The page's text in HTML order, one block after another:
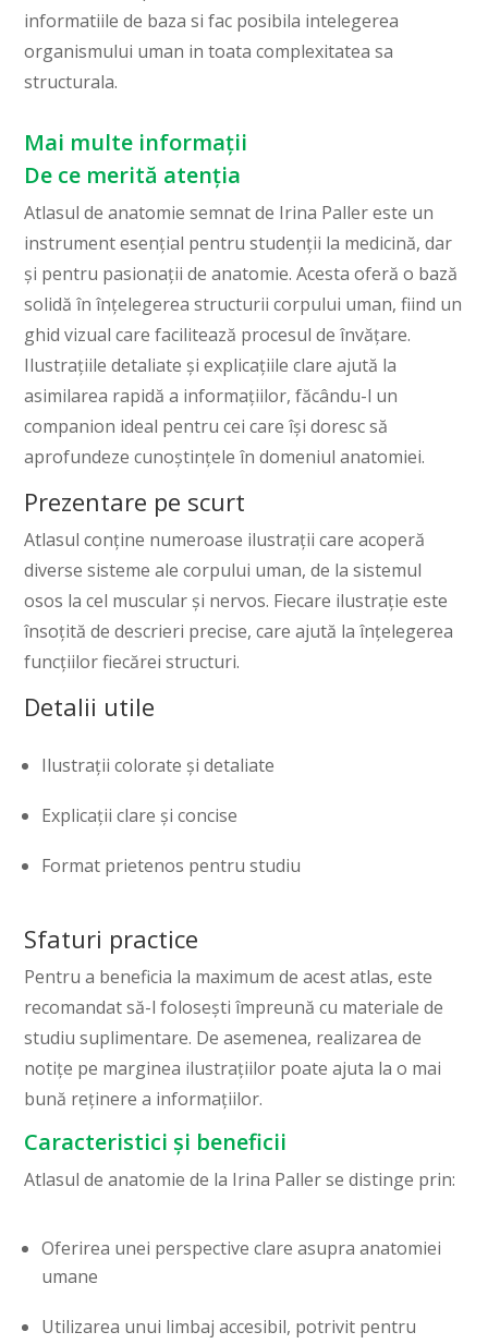
informatiile de baza si fac posibila intelegerea
organismului uman in toata complexitatea sa
structurala.
Mai multe informații
De ce merită atenția
Atlasul de anatomie semnat de Irina Paller este un
instrument esențial pentru studenții la medicină, dar
și pentru pasionații de anatomie. Acesta oferă o bază
solidă în înțelegerea structurii corpului uman, fiind un
ghid vizual care facilitează procesul de învățare.
Ilustrațiile detaliate și explicațiile clare ajută la
asimilarea rapidă a informațiilor, făcându-l un
companion ideal pentru cei care își doresc să
aprofundeze cunoștințele în domeniul anatomiei.
Prezentare pe scurt
Atlasul conține numeroase ilustrații care acoperă
diverse sisteme ale corpului uman, de la sistemul
osos la cel muscular și nervos. Fiecare ilustrație este
însoțită de descrieri precise, care ajută la înțelegerea
funcțiilor fiecărei structuri.
Detalii utile
Ilustrații colorate și detaliate
Explicații clare și concise
Format prietenos pentru studiu
Sfaturi practice
Pentru a beneficia la maximum de acest atlas, este
recomandat să-l folosești împreună cu materiale de
studiu suplimentare. De asemenea, realizarea de
notițe pe marginea ilustrațiilor poate ajuta la o mai
bună reținere a informațiilor.
Caracteristici și beneficii
Atlasul de anatomie de la Irina Paller se distinge prin:
Oferirea unei perspective clare asupra anatomiei
umane
Utilizarea unui limbaj accesibil, potrivit pentru